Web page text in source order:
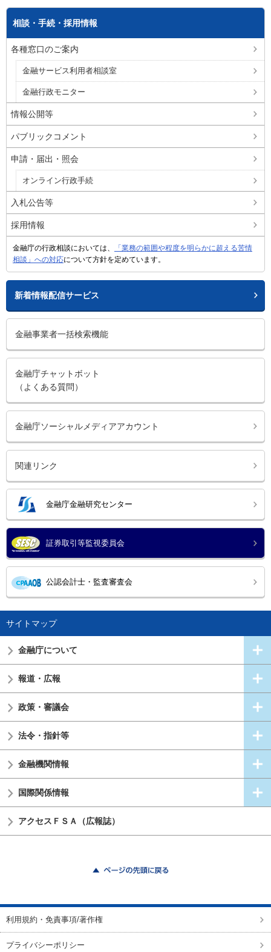
相談・手続・採用情報
各種窓口のご案内
金融サービス利用者相談室
金融行政モニター
情報公開等
パブリックコメント
申請・届出・照会
オンライン行政手続
入札公告等
採用情報
金融庁の行政相談においては、
「業務の範囲や程度を明らかに超える苦情
相談」への対応について方針を定めています。
新着情報配信サービス
金融事業者一括検索機能
金融庁チャットボット
（よくある質問）
金融庁ソーシャルメディアアカウント
関連リンク
金融庁金融研究センター
証券取引等監視委員会
公認会計士・監査審査会
サイトマップ
金融庁について
報道・広報
政策・審議会
法令・指針等
金融機関情報
国際関係情報
アクセスＦＳＡ（広報誌）
利用規約・免責事項/著作権
プライバシーポリシー